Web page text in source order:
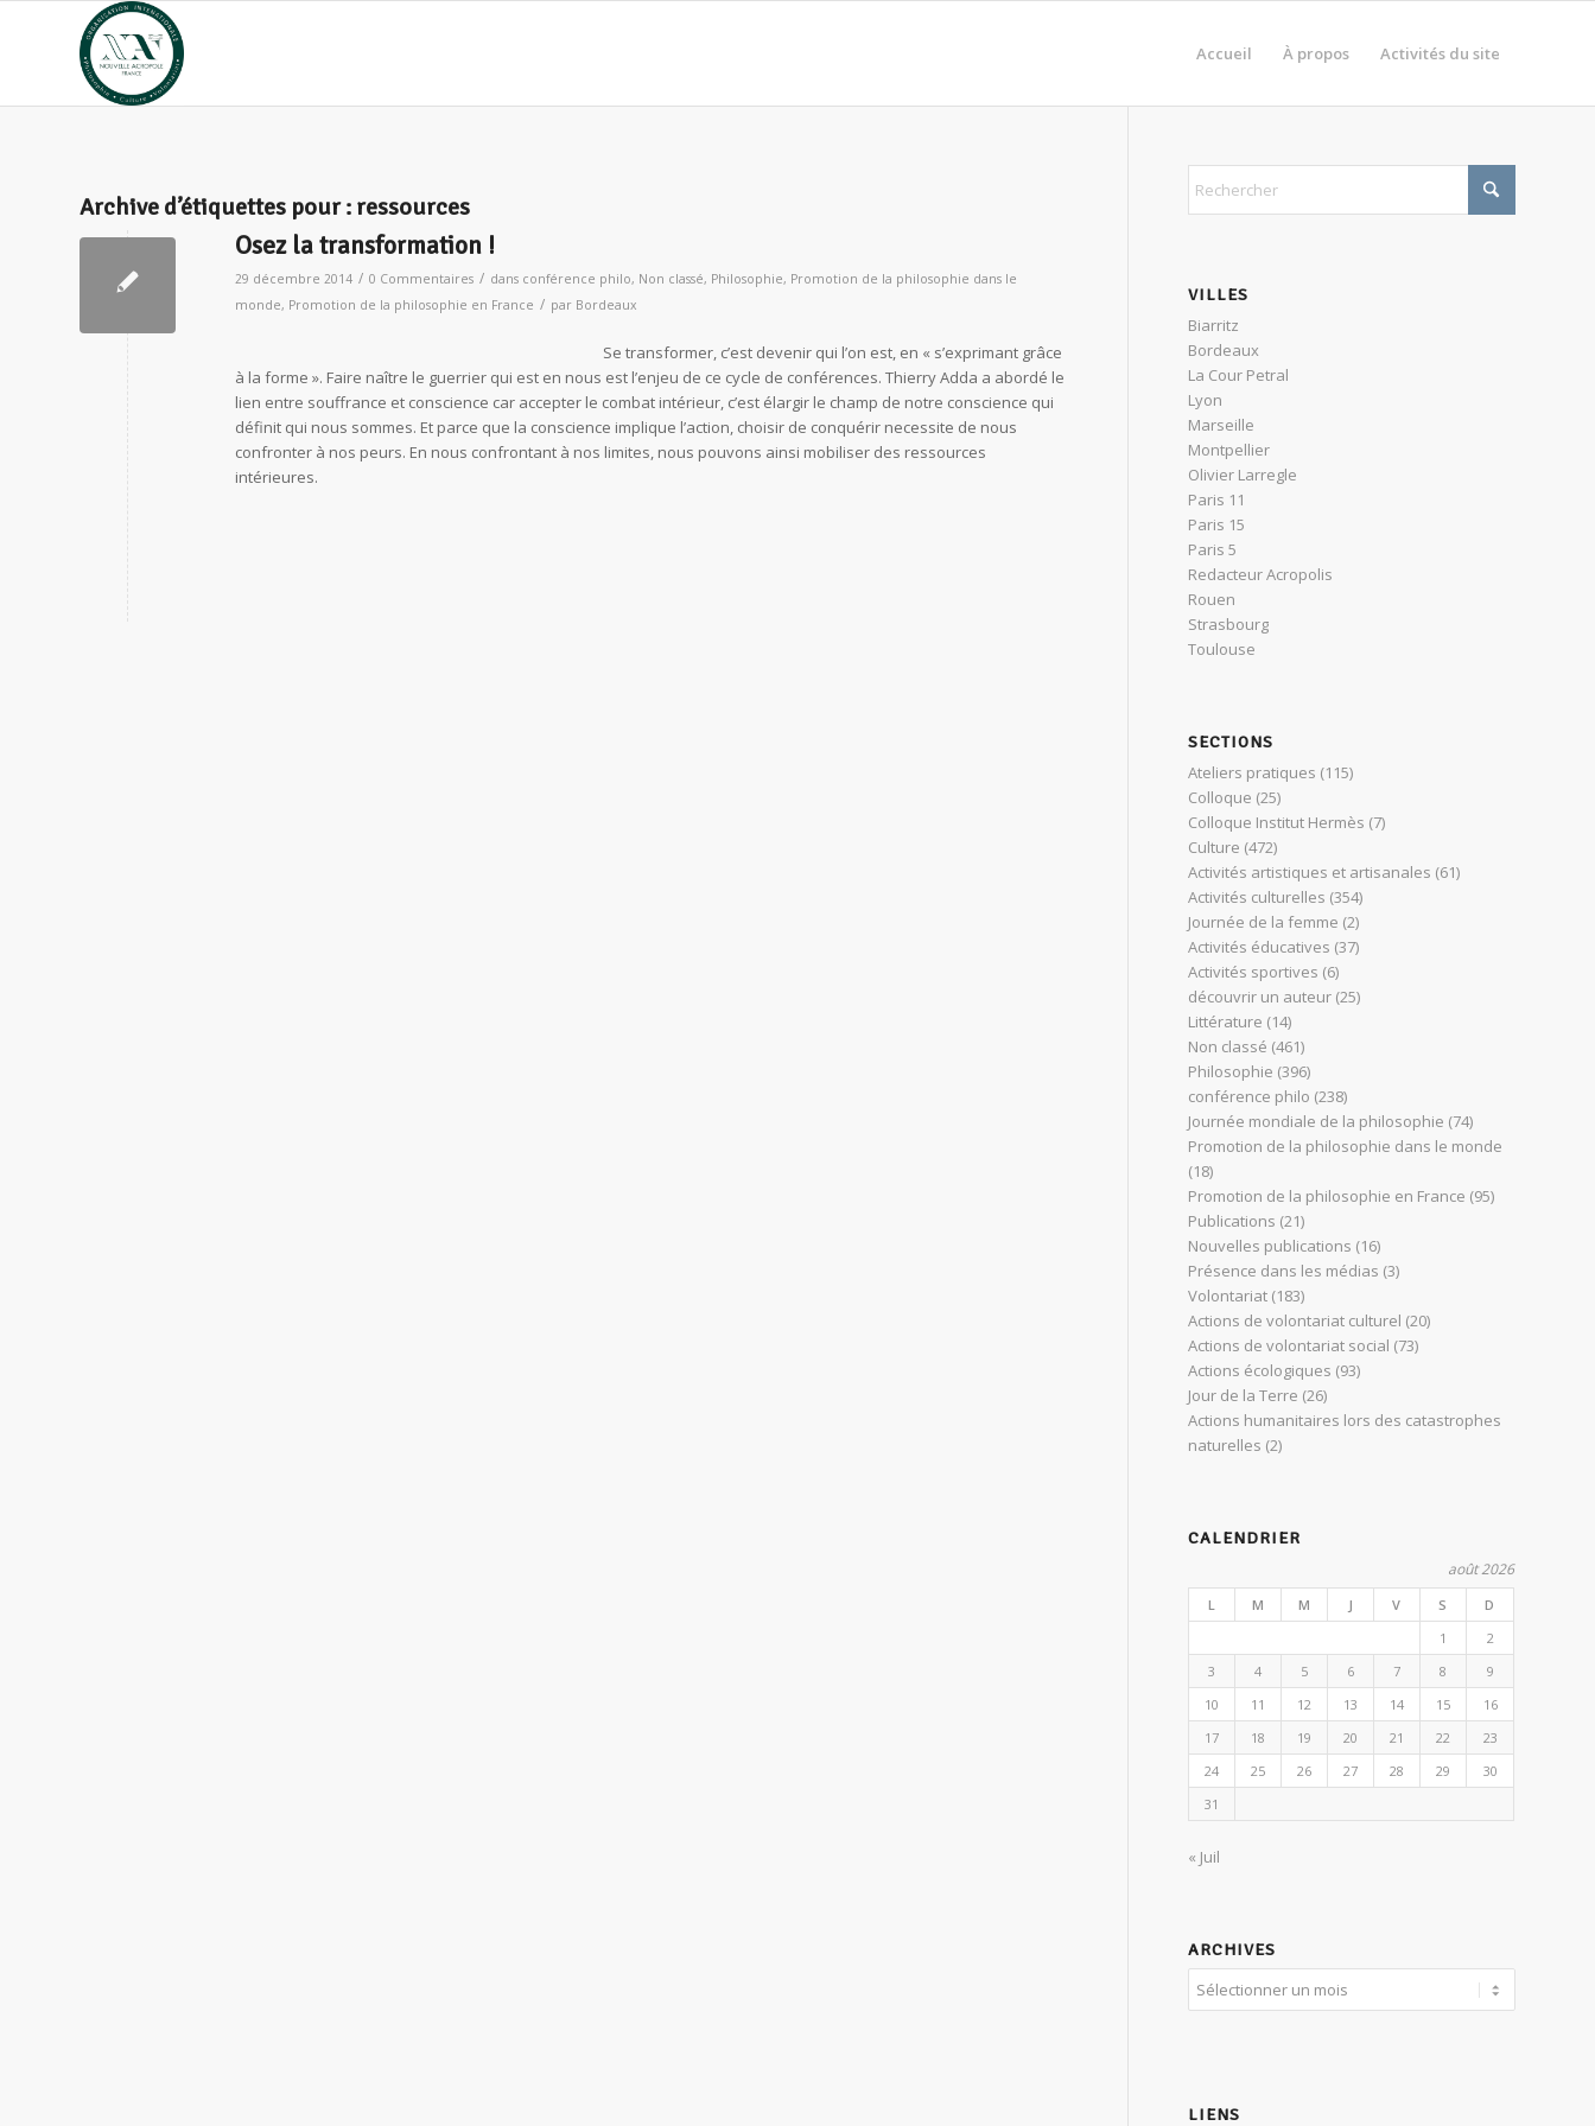
Accueil À propos Activités du site
Archive d’étiquettes pour : ressources
Osez la transformation !
29 décembre 2014 / 0 Commentaires / dans conférence philo, Non classé, Philosophie, Promotion de la philosophie dans le
monde, Promotion de la philosophie en France / par Bordeaux
Se transformer, c’est devenir qui l’on est, en « s’exprimant grâce
à la forme ». Faire naître le guerrier qui est en nous est l’enjeu de ce cycle de conférences. Thierry Adda a abordé le
lien entre souffrance et conscience car accepter le combat intérieur, c’est élargir le champ de notre conscience qui
définit qui nous sommes. Et parce que la conscience implique l’action, choisir de conquérir necessite de nous
confronter à nos peurs. En nous confrontant à nos limites, nous pouvons ainsi mobiliser des ressources
intérieures.
VILLES
Biarritz
Bordeaux
La Cour Petral
Lyon
Marseille
Montpellier
Olivier Larregle
Paris 11
Paris 15
Paris 5
Redacteur Acropolis
Rouen
Strasbourg
Toulouse
SECTIONS
Ateliers pratiques (115)
Colloque (25)
Colloque Institut Hermès (7)
Culture (472)
Activités artistiques et artisanales (61)
Activités culturelles (354)
Journée de la femme (2)
Activités éducatives (37)
Activités sportives (6)
découvrir un auteur (25)
Littérature (14)
Non classé (461)
Philosophie (396)
conférence philo (238)
Journée mondiale de la philosophie (74)
Promotion de la philosophie dans le monde
(18)
Promotion de la philosophie en France (95)
Publications (21)
Nouvelles publications (16)
Présence dans les médias (3)
Volontariat (183)
Actions de volontariat culturel (20)
Actions de volontariat social (73)
Actions écologiques (93)
Jour de la Terre (26)
Actions humanitaires lors des catastrophes
naturelles (2)
CALENDRIER
août 2026
L M M J V S
D
1
2
3
4 5 6 7 8
9
10
11 12 13 14 15
16
17
18 19 20 21 22
23
24
25 26 27 28 29
30
31
« Juil
ARCHIVES
LIENS